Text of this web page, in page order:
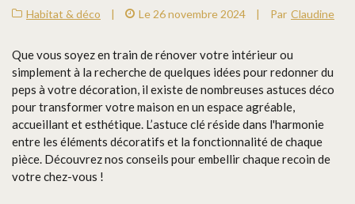
Habitat & déco | Le 26 novembre 2024 | Par Claudine
Que vous soyez en train de rénover votre intérieur ou
simplement à la recherche de quelques idées pour redonner du
peps à votre décoration, il existe de nombreuses astuces déco
pour transformer votre maison en un espace agréable,
accueillant et esthétique. L’astuce clé réside dans l'harmonie
entre les éléments décoratifs et la fonctionnalité de chaque
pièce. Découvrez nos conseils pour embellir chaque recoin de
votre chez-vous !